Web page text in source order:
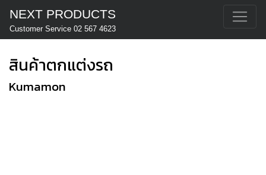
NEXT PRODUCTS
Customer Service 02 567 4623
สินค้าตกแต่งรถ
Kumamon